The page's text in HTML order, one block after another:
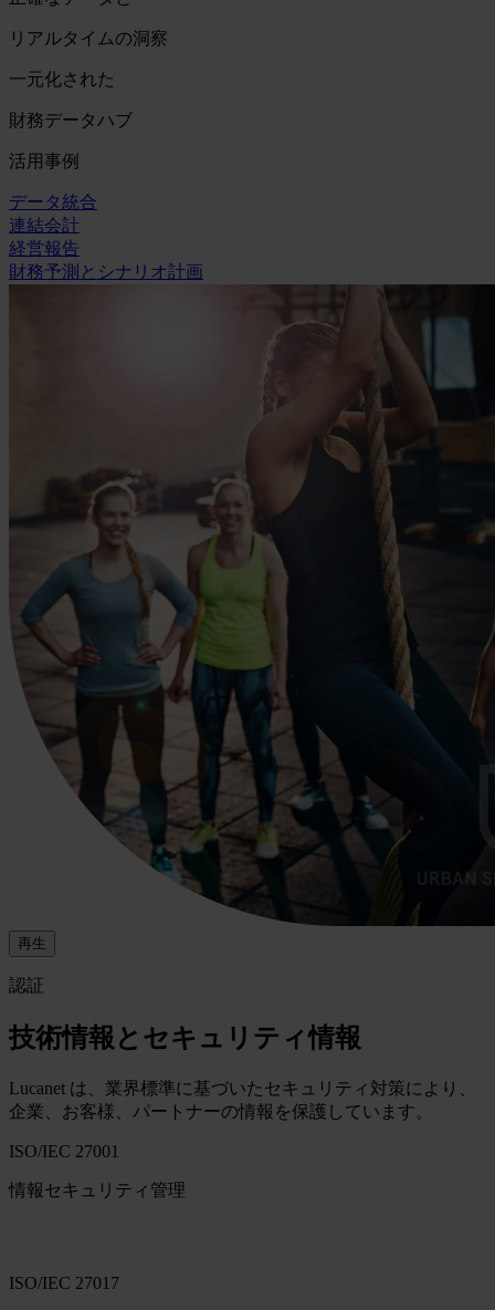
リアルタイムの洞察
一元化された
財務データハブ
活用事例
データ統合
連結会計
経営報告
財務予測とシナリオ計画
再生
認証
技術情報とセキュリティ情報
Lucanet は、業界標準に基づいたセキュリティ対策により、
企業、お客様、パートナーの情報を保護しています。
ISO/IEC 27001
情報セキュリティ管理
ISO/IEC 27017